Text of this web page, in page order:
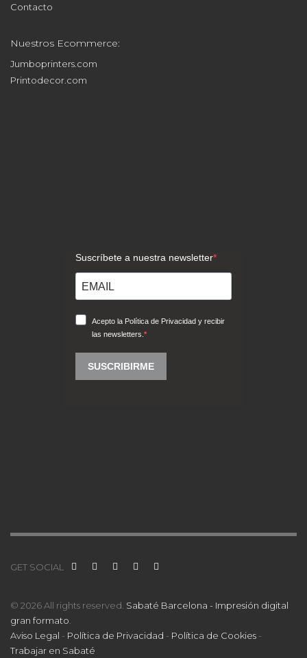
Contacto
Nuestros Ecommerce:
Jumboprinters.com
Printodecor.com
GET SOCIAL
© 2026 All rights reserved. Sabaté Barcelona - Impresión digital
gran formato.
Aviso Legal - Política de Privacidad - Política de Cookies -
Trabajar en Sabaté